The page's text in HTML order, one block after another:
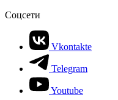
Соцсети
Vkontakte
Telegram
Youtube